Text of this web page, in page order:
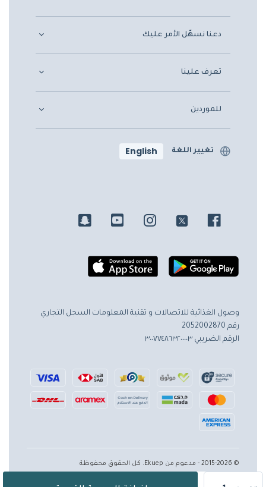
دعنا نسهّل الأمر عليك
تعرف علينا
للموردين
تغيير اللغة English
وصول الغذائية للاتصالات و تقنية المعلومات السجل التجاري
رقم 2052002870
الرقم الضريبي ٣٠٠٧٧٤٨٦٣٢٠٠٠٠٣
© 2015-2026 - مدعوم من Ekuep. كل الحقوق محفوظة